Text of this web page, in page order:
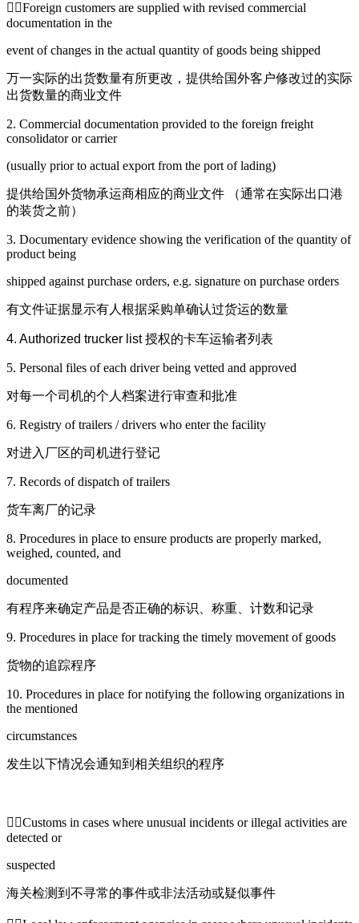
Foreign customers are supplied with revised commercial
documentation in the
event of changes in the actual quantity of goods being shipped
万一实际的出货数量有所更改，提供给国外客户修改过的实际
出货数量的商业文件
2. Commercial documentation provided to the foreign freight
consolidator or carrier
(usually prior to actual export from the port of lading)
提供给国外货物承运商相应的商业文件
（通常在实际出口港
的装货之前）
3. Documentary evidence showing the verification of the quantity of
product being
shipped against purchase orders, e.g. signature on purchase orders
有文件证据显示有人根据采购单确认过货运的数量
4. Authorized trucker list授权的卡车运输者列表
5. Personal files of each driver being vetted and approved
对每一个司机的个人档案进行审查和批准
6. Registry of trailers / drivers who enter the facility
对进入厂区的司机进行登记
7. Records of dispatch of trailers
货车离厂的记录
8. Procedures in place to ensure products are properly marked,
weighed, counted, and
documented
有程序来确定产品是否正确的标识、称重、计数和记录
9. Procedures in place for tracking the timely movement of goods
货物的追踪程序
10. Procedures in place for notifying the following organizations in
the mentioned
circumstances
发生以下情况会通知到相关组织的程序
Customs in cases where unusual incidents or illegal activities are
detected or
suspected
海关检测到不寻常的事件或非法活动或疑似事件